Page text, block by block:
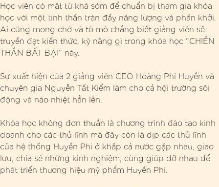
Học viên có mặt từ khá sớm để chuẩn bị tham gia khóa
học với một tinh thần tràn đầy năng lượng và phấn khởi.
Ai cũng mong chờ và tò mò chẳng biết giảng viên sẽ
truyền đạt kiến thức, kỹ năng gì trong khóa học “CHIẾN
THẦN BẤT BẠI” này.
Sự xuất hiện của 2 giảng viên CEO Hoàng Phi Huyền và
chuyên gia Nguyễn Tất Kiểm làm cho cả hội trường sôi
động và náo nhiệt hẳn lên.
Khóa học không đơn thuần là chương trình đào tạo kinh
doanh cho các thủ lĩnh mà đây còn là dịp các thủ lĩnh
của hệ thống Huyền Phi ở khắp cả nước gặp nhau, giao
lưu, chia sẻ những kinh nghiệm, cùng giúp đỡ nhau để
phát triển thương hiệu mỹ phẩm Huyền Phi.